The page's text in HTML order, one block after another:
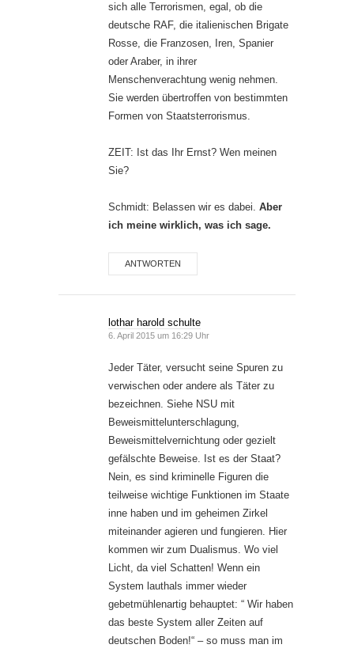
sich alle Terrorismen, egal, ob die
deutsche RAF, die italienischen Brigate
Rosse, die Franzosen, Iren, Spanier
oder Araber, in ihrer
Menschenverachtung wenig nehmen.
Sie werden übertroffen von bestimmten
Formen von Staatsterrorismus.
ZEIT: Ist das Ihr Ernst? Wen meinen
Sie?
Schmidt: Belassen wir es dabei. Aber
ich meine wirklich, was ich sage.
ANTWORTEN
lothar harold schulte
6. April 2015 um 16:29 Uhr
Jeder Täter, versucht seine Spuren zu
verwischen oder andere als Täter zu
bezeichnen. Siehe NSU mit
Beweismittelunterschlagung,
Beweismittelvernichtung oder gezielt
gefälschte Beweise. Ist es der Staat?
Nein, es sind kriminelle Figuren die
teilweise wichtige Funktionen im Staate
inne haben und im geheimen Zirkel
miteinander agieren und fungieren. Hier
kommen wir zum Dualismus. Wo viel
Licht, da viel Schatten! Wenn ein
System lauthals immer wieder
gebetmühlenartig behauptet: “ Wir haben
das beste System aller Zeiten auf
deutschen Boden!“ – so muss man im